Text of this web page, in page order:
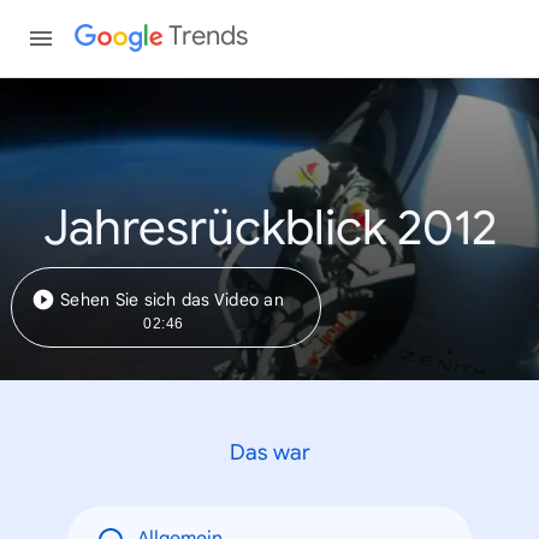
Trends
Jahresrückblick 2012
Sehen Sie sich das Video an
02:46
Das war